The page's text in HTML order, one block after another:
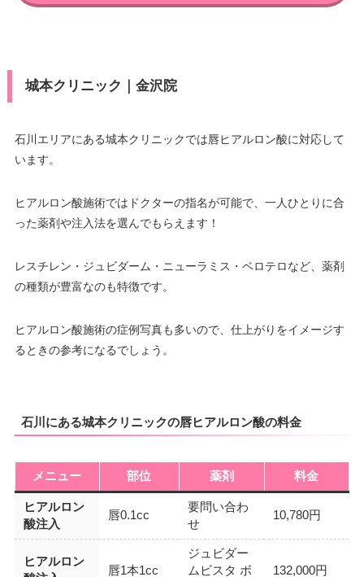
城本クリニック｜金沢院
石川エリアにある城本クリニックでは唇ヒアルロン酸に対応して
います。
ヒアルロン酸施術ではドクターの指名が可能で、一人ひとりに合
った薬剤や注入法を選んでもらえます！
レスチレン・ジュビダーム・ニューラミス・ベロテロなど、薬剤
の種類が豊富なのも特徴です。
ヒアルロン酸施術の症例写真も多いので、仕上がりをイメージす
るときの参考になるでしょう。
石川にある城本クリニックの唇ヒアルロン酸の料金
メニュー 部位 薬剤 料金
ヒアルロン
酸注入
唇0.1cc
要問い合わ
せ
10,780円
ヒアルロン
唇1本1cc
ジュビダー
ムビスタ ボ
132,000円